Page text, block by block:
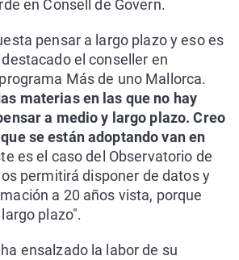
en Consell de Govern.
pensar a largo plazo y eso es
el conseller en
Más de uno Mallorca.
materias en las que no hay
a medio y largo plazo. Creo
se están adoptando van en
es el caso del Observatorio de
permitirá disponer de datos y
a 20 años vista, porque
plazo".
ensalzado la labor de su